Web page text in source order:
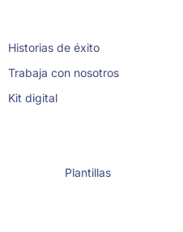
Historias de éxito
Trabaja con nosotros
Kit digital
Plantillas